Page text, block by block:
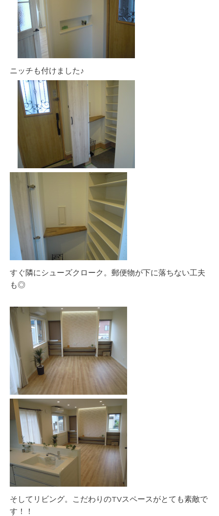
ニッチも付けました♪
すぐ隣にシューズクローク。郵便物が下に落ちない工夫
も◎
そしてリビング。こだわりのTVスペースがとても素敵で
す！！